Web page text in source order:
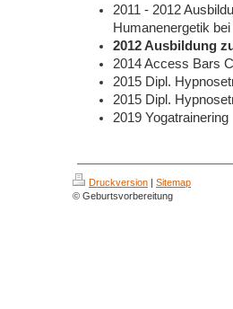
2011 - 2012
Humanenergetik
2012 Ausbildung
2014 Access Bars
2015 Dipl.
2015 Dipl.
2019 Yogatrainering
Druckversion | Sitemap
© Geburtsvorbereitung